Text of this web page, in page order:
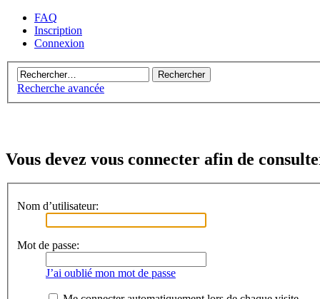
FAQ
Inscription
Connexion
Recherche avancée
Vous devez vous connecter afin de
Nom d’utilisateur:
Mot de passe:
J’ai oublié mon mot de passe